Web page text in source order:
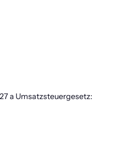
a Umsatzsteuergesetz: